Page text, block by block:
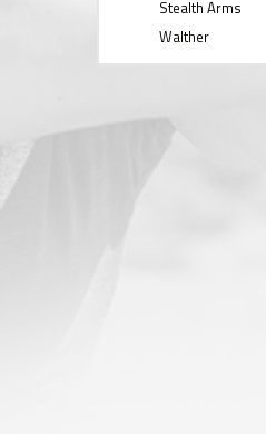
Stealth Arms
Walther